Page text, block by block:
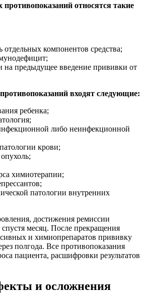
относятся такие
отдельных компонентов средства;
на предыдущее введение прививки от
входят следующие:
ребенка;
либо неинфекционной
крови;
химиотерапии;
патологии внутренних
достижения ремиссии
месяц. После прекращения
и химиопрепаратов прививку
полгода. Все противопоказания
пациента, расшифровки результатов
и осложнения